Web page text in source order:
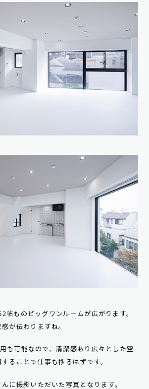
帖ものビッグワンルームが広がります。
が伝わりますね。
も可能なので、清潔感あり広々とした空
ることで仕事も捗るはずです。
に撮影いただいた写真となります。